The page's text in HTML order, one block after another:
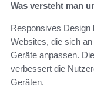
Was versteht man
Responsives Design
Websites, die sich
Geräte anpassen.
verbessert die
Geräten.